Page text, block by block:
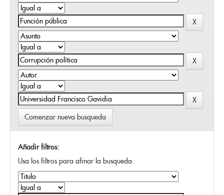
Comenzar nueva busqueda
Añadir filtros:
Usa los filtros para afinar la busqueda.